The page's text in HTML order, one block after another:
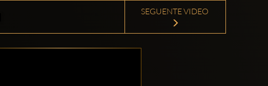
SEGUENTE VIDEO